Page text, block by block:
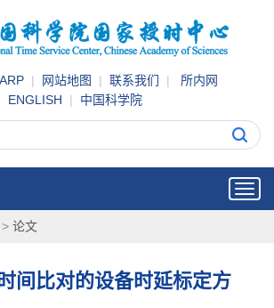
ARP | 网站地图 | 联系我们 | 所内网
ENGLISH | 中国科学院
> 论文
间比对的设备时延标定方